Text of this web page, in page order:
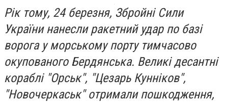
Рік тому, 24 березня, Збройні Сили
України нанесли ракетний удар по базі
ворога у морському порту тимчасово
окупованого Бердянська. Великі десантні
кораблі "Орськ", "Цезарь Кунніков",
"Новочеркаськ" отримали пошкодження,